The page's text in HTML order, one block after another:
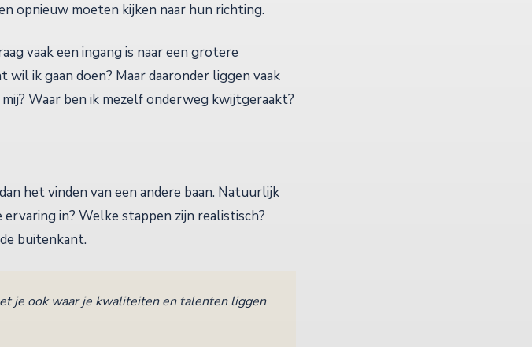
opnieuw moeten kijken naar hun richting.
vaak een ingang is naar een grotere
ik gaan doen? Maar daaronder liggen vaak
Waar ben ik mezelf onderweg kwijtgeraakt?
het vinden van een andere baan. Natuurlijk
in? Welke stappen zijn realistisch?
buitenkant.
je ook waar je kwaliteiten en talenten liggen